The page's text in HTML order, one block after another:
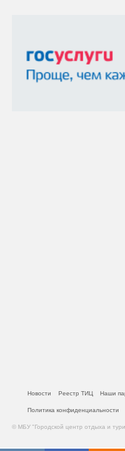
Новости Реестр ТИЦ Наши
Политика конфиденциальности
© МБУ "Городской центр отдыха и